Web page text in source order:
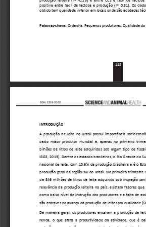
112
positiva  entre  teor  de  lactose  e  produção  (r=  0,31).  Os
obtido tem qualidade inferior em locais onde são adotadas
Palavras-chave: Ordenha. Pequenos produtores. Qualidade
ISSN: 2318-356X
INTRODUÇÃO
A  produção  de  leite  no  Brasil  possui  importância
sexto  maior  produtor  mundial  e,  apenas  no  primeiro
bilhões  de  litros  de  leite  adquiridos  sob  algum  tipo  de
IBGE, 2015). Dentre os estados brasileiros, o Rio Grande do
nacional  de  leite,  com  10,6%  da  produção  brasileira  e  é  o
produção geral da região sul do Brasil. No primeiro trimestre
de  846  milhões  de  litros  de  leite  adquirido  sob  inspeção
relevância  da  produção  leiteira  no  país,  existem  fatores
como baixo nível de instrução dos produtores e a falta de
são entraves no avanço da produção de leite com qualidade
De  maneira  geral,  os  produtores  encaram  a  produção  de
renda,  o  que  afeta  a  produtividade  da  atividade,  que  é